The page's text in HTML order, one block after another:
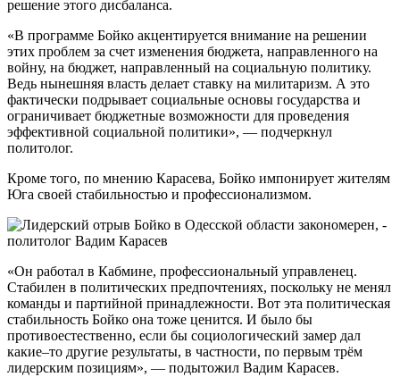
решение этого дисбаланса.
«В программе Бойко акцентируется внимание на решении
этих проблем за счет изменения бюджета, направленного на
войну, на бюджет, направленный на социальную политику.
Ведь нынешняя власть делает ставку на милитаризм. А это
фактически подрывает социальные основы государства и
ограничивает бюджетные возможности для проведения
эффективной социальной политики», — подчеркнул
политолог.
Кроме того, по мнению Карасева, Бойко импонирует жителям
Юга своей стабильностью и профессионализмом.
«Он работал в Кабмине, профессиональный управленец.
Стабилен в политических предпочтениях, поскольку не менял
команды и партийной принадлежности. Вот эта политическая
стабильность Бойко она тоже ценится. И было бы
противоестественно, если бы социологический замер дал
какие–то другие результаты, в частности, по первым трём
лидерским позициям», — подытожил Вадим Карасев.